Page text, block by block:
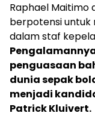
Raphael Maitimo
berpotensi untuk
dalam staf
penguasaan
dunia sepak
menjadi
Patrick Kluivert.